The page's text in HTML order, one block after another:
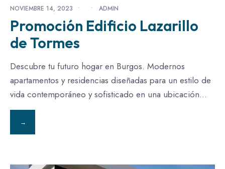
NOVIEMBRE 14, 2023 • • ADMIN
Promoción Edificio Lazarillo
de Tormes
Descubre tu futuro hogar en Burgos. Modernos
apartamentos y residencias diseñadas para un estilo de
vida contemporáneo y sofisticado en una ubicación...
→